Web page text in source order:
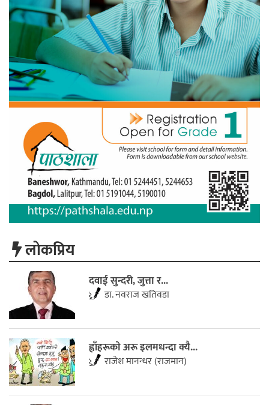
लाेकप्रिय
दवाई सुन्दरी, जुत्ता र...
डा. नवराज खतिवडा
ह्वाँहरूकाे अरू इलमधन्दा क्यै...
राजेश मानन्धर (राजमान)